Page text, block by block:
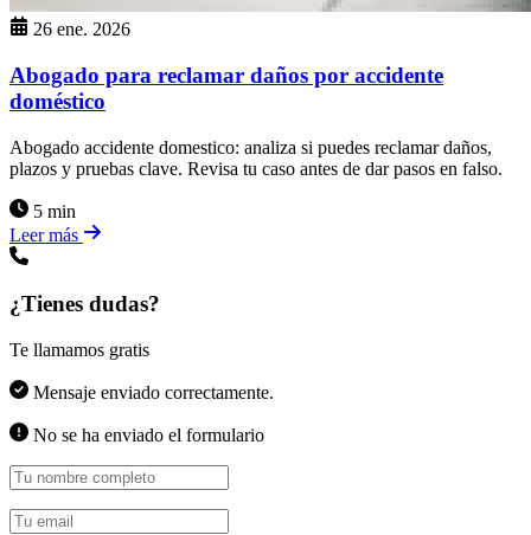
26 ene. 2026
Abogado para reclamar daños por accidente
doméstico
Abogado accidente domestico: analiza si puedes reclamar daños,
plazos y pruebas clave. Revisa tu caso antes de dar pasos en falso.
5 min
Leer más
¿Tienes dudas?
Te llamamos gratis
Mensaje enviado correctamente.
No se ha enviado el formulario